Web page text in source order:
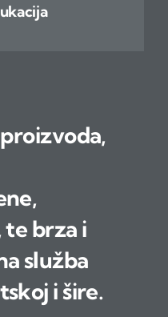
brza i
služba
i šire.